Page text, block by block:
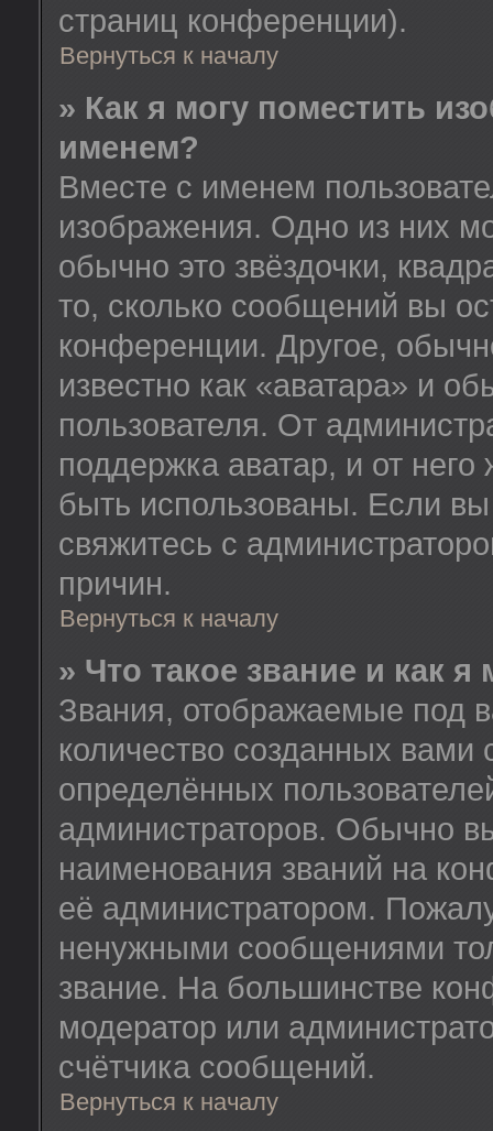
страниц конференции).
Вернуться к началу
» Как я могу поместить
именем?
Вместе с именем
изображения. Одно из них
обычно это звёздочки,
то, сколько сообщений вы
конференции. Другое,
известно как «аватара» и
пользователя. От
поддержка аватар, и от него
быть использованы. Если
свяжитесь с
причин.
Вернуться к началу
» Что такое звание и как я
Звания, отображаемые под
количество созданных
определённых
администраторов. Обычно
наименования званий на
её администратором.
ненужными сообщениями
звание. На большинстве
модератор или
счётчика сообщений.
Вернуться к началу